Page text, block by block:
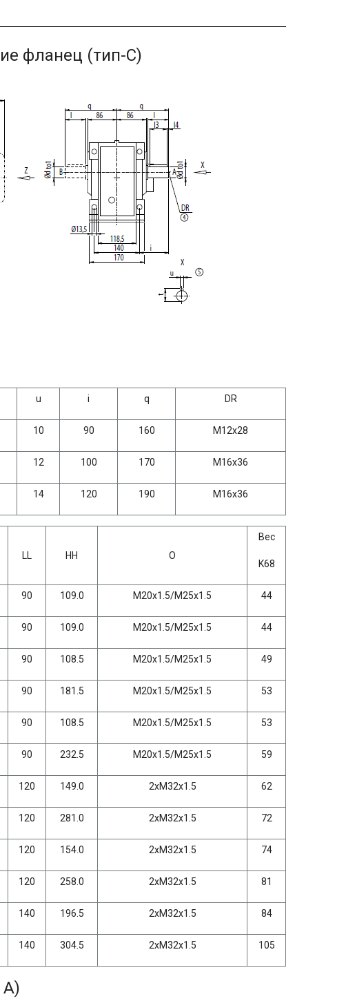
фланец (тип-С)
u i q DR
10 90 160 M12x28
12 100 170 M16x36
14 120 190 M16x36
LL HH O
Вес
K68
90 109.0 M20x1.5/M25x1.5 44
90 109.0 M20x1.5/M25x1.5 44
90 108.5 M20x1.5/M25x1.5 49
90 181.5 M20x1.5/M25x1.5 53
90 108.5 M20x1.5/M25x1.5 53
90 232.5 M20x1.5/M25x1.5 59
120 149.0 2xM32x1.5 62
120 281.0 2xM32x1.5 72
120 154.0 2xM32x1.5 74
120 258.0 2xM32x1.5 81
140 196.5 2xM32x1.5 84
140 304.5 2xM32x1.5 105